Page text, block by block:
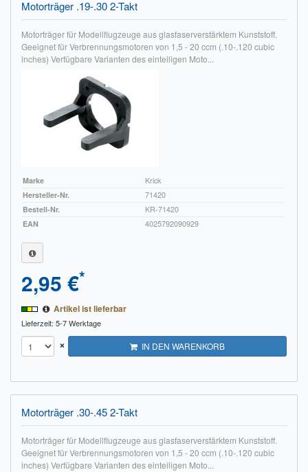
Motorträger .19-.30 2-Takt
Motorträger für Modellflugzeuge aus glasfaserverstärktem Kunststoff.
Geeignet für Verbrennungsmotoren von 1,5 - 20 ccm (.10-.120 cubic
inches) Verfügbare Varianten des einteiligen Moto...
Marke
Krick
Hersteller-Nr.
71420
Bestell-Nr.
KR-71420
EAN
4025792090929
2,95 €*
Artikel ist lieferbar
Lieferzeit: 5-7 Werktage
× IN DEN WARENKORB
Motorträger .30-.45 2-Takt
Motorträger für Modellflugzeuge aus glasfaserverstärktem Kunststoff.
Geeignet für Verbrennungsmotoren von 1,5 - 20 ccm (.10-.120 cubic
inches) Verfügbare Varianten des einteiligen Moto...